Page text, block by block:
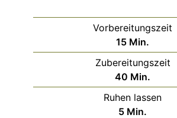
Vorbereitungszeit
15Minuten
Min.
Zubereitungszeit
40 Minuten
Min.
Ruhen lassen
5Minuten
Min.